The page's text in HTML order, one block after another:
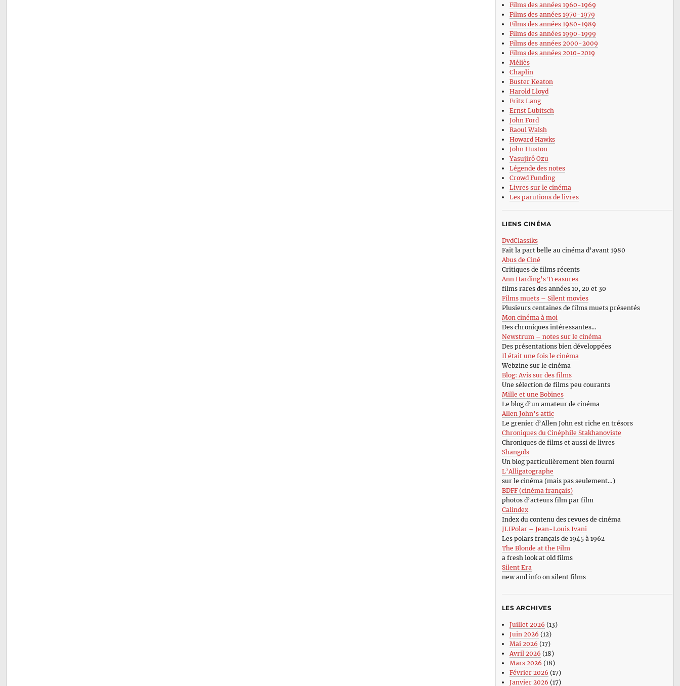
Films des années 1960-1969
Films des années 1970-1979
Films des années 1980-1989
Films des années 1990-1999
Films des années 2000-2009
Films des années 2010-2019
Méliès
Chaplin
Buster Keaton
Harold Lloyd
Fritz Lang
Ernst Lubitsch
John Ford
Raoul Walsh
Howard Hawks
John Huston
Yasujirô Ozu
Légende des notes
Crowd Funding
Livres sur le cinéma
Les parutions de livres
LIENS CINÉMA
DvdClassiks
Fait la part belle au cinéma d’avant 1980
Abus de Ciné
Critiques de films récents
Ann Harding’s Treasures
films rares des années 10, 20 et 30
Films muets – Silent movies
Plusieurs centaines de films muets présentés
Mon cinéma à moi
Des chroniques intéressantes…
Newstrum – notes sur le cinéma
Des présentations bien développées
Il était une fois le cinéma
Webzine sur le cinéma
Blog: Avis sur des films
Une sélection de films peu courants
Mille et une Bobines
Le blog d’un amateur de cinéma
Allen John’s attic
Le grenier d’Allen John est riche en trésors
Chroniques du Cinéphile Stakhanoviste
Chroniques de films et aussi de livres
Shangols
Un blog particulièrement bien fourni
L’Alligatographe
sur le cinéma (mais pas seulement…)
BDFF (cinéma français)
photos d’acteurs film par film
Calindex
Index du contenu des revues de cinéma
JLIPolar – Jean-Louis Ivani
Les polars français de 1945 à 1962
The Blonde at the Film
a fresh look at old films
Silent Era
new and info on silent films
LES ARCHIVES
Juillet 2026 (13)
Juin 2026 (12)
Mai 2026 (17)
Avril 2026 (18)
Mars 2026 (18)
Février 2026 (17)
Janvier 2026 (17)